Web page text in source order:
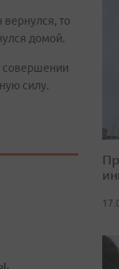
то
домой.
совершении
силу.